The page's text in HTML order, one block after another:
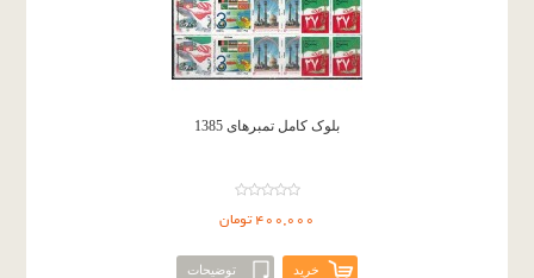
بلوک کامل تمبرهای 1385
400,000 تومان
خرید توضیحات